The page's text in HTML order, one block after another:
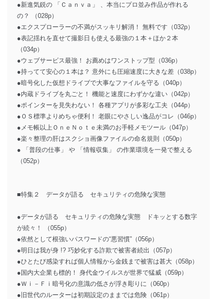
●新進気鋭の 「Ｃａｎｖａ」 、本当にプロ並み作品が作れる
の？ （028p）
●エクスプローラーの不満がスッキリ解消！ 無料です（032p）
●表記揺れを直せて撮影日も使える最強の１本＋ほか２本
（034p）
●ウェブサービス最強！ お薦めはワンストップ型（036p）
●持ってて安心の１本は？ 意外にも圧縮速度に大きな差（038p）
●暗号化した仮想ドライブで大事なファイルを守る（040p）
●内蔵ドライブを丸ごと！ 機能と速度にわずかな違い（042p）
●ポインターを見失わない！ 各種アプリが多彩な工夫（044p）
●ＯＳ標準よりめちゃ便利！ 老眼にやさしい逸品がコレ（046p）
●メモ帳以上ＯｎｅＮｏｔｅ未満のお手軽メモツール（047p）
●楽々整理の肝はスクショ画像ファイルの命名規則（050p）
● 「普段の仕事」 や 「情報収集」 の作業環境を一発で整える
（052p）
■特集２ データが語る セキュリティの危険な実態
●データが語る セキュリティの危険な実態 ドキッとする数字
が続々！ （055p）
●依然として根強いパスワードの“悪習慣”（056p）
●明日は我が身 !? 巧妙化する詐欺で被害者続出（057p）
●ひとたび感染すれば個人情報から金銭まで被害は甚大（058p）
●国内大企業も標的！ 身代金ウイルスが世界で猛威（059p）
●Ｗｉ－Ｆｉ暗号化の意識の低さが浮き彫りに（060p）
●旧世代のルーターは初期設定のままでは危険（061p）